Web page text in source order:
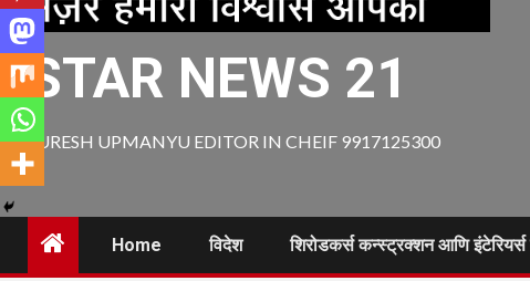
STAR NEWS 21
SURESH UPMANYU EDITOR IN CHEIF 9917125300
Home विदेश शिरोडकर्स कन्स्ट्रक्शन आणि